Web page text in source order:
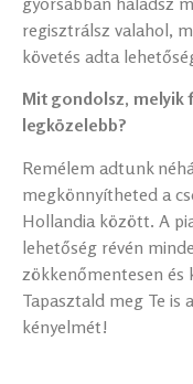
regisztrálsz valahol,
követés adta
Mit gondolsz, melyik
legközelebb?
Remélem adtunk
megkönnyítheted a
Hollandia között. A
lehetőség révén
zökkenőmentesen
Tapasztald meg Te is
kényelmét!